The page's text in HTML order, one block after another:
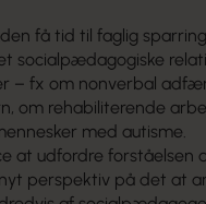
få tid til faglig
socialpædagogiske
– fx om nonverbal
om rehabiliterende
med autisme.
at udfordre forståelsen
perspektiv på det at